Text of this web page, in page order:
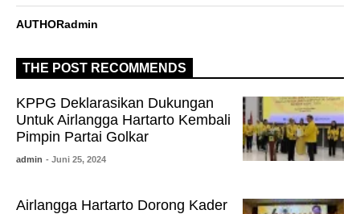
AUTHORadmin
THE POST RECOMMENDS
KPPG Deklarasikan Dukungan
Untuk Airlangga Hartarto Kembali
Pimpin Partai Golkar
admin - Juni 25, 2024
Airlangga Hartarto Dorong Kader